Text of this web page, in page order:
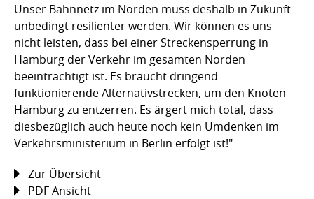
Unser Bahnnetz im Norden muss deshalb in Zukunft
unbedingt resilienter werden. Wir können es uns
nicht leisten, dass bei einer Streckensperrung in
Hamburg der Verkehr im gesamten Norden
beeinträchtigt ist. Es braucht dringend
funktionierende Alternativstrecken, um den Knoten
Hamburg zu entzerren. Es ärgert mich total, dass
diesbezüglich auch heute noch kein Umdenken im
Verkehrsministerium in Berlin erfolgt ist!"
Zur Übersicht
PDF Ansicht